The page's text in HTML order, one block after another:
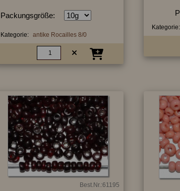
Packungsgröße:
Kategorie: antike Rocailles 8/0
Kategorie:
Best.Nr.:61195